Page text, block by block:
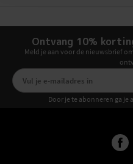
Ontvang 10%
Meld je aan voor de nieuwsbrief
Door je te abonneren ga